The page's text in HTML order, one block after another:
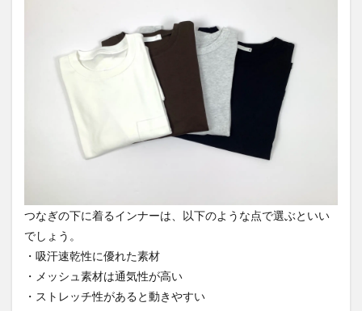
気性
やす
い
3
ぎの
下に
つなぎの下に着るインナーは、以下のような点で選ぶといい
でしょう。
・吸汗速乾性に優れた素材
・メッシュ素材は通気性が高い
・ストレッチ性があると動きやすい